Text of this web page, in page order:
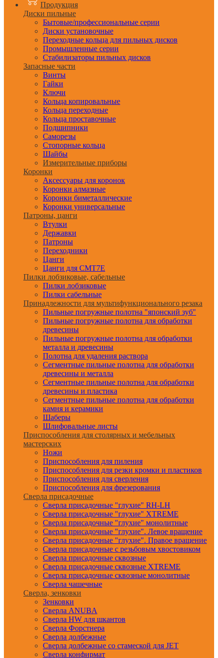
Продукция
Диски пильные
Бытовые/профессиональные серии
Диски установочные
Переходные кольца для пильных дисков
Промышленные серии
Стабилизаторы пильных дисков
Запасные части
Винты
Гайки
Ключи
Кольца копировальные
Кольца переходные
Кольца проставочные
Подшипники
Саморезы
Стопорные кольца
Шайбы
Измерительные приборы
Коронки
Аксессуары для коронок
Коронки алмазные
Коронки биметаллические
Коронки универсальные
Патроны, цанги
Втулки
Державки
Патроны
Переходники
Цанги
Цанги для CMT7E
Пилки лобзиковые, сабельные
Пилки лобзиковые
Пилки сабельные
Принадлежности для мультифункционального резака
Пильные погружные полотна "японский зуб"
Пильные погружные полотна для обработки
древесины
Пильные погружные полотна для обработки
металла и древесины
Полотна для удаления раствора
Сегментные пильные полотна для обработки
древесины и металла
Сегментные пильные полотна для обработки
древесины и пластика
Сегментные пильные полотна для обработки
камня и керамики
Шаберы
Шлифовальные листы
Приспособления для столярных и мебельных
мастерских
Ножи
Приспособления для пиления
Приспособления для резки кромки и пластиков
Приспособления для сверления
Приспособления для фрезерования
Сверла присадочные
Сверла присадочные "глухие" RH-LH
Сверла присадочные "глухие" XTREME
Сверла присадочные "глухие" монолитные
Сверла присадочные "глухие". Левое вращение
Сверла присадочные "глухие". Правое вращение
Сверла присадочные с резьбовым хвостовиком
Сверла присадочные сквозные
Сверла присадочные сквозные XTREME
Сверла присадочные сквозные монолитные
Сверла чашечные
Сверла, зенковки
Зенковки
Сверла ANUBA
Сверла HW для шкантов
Сверла Форстнера
Сверла долбежные
Сверла долбежные со стамеской для JET
Сверла конфирмат